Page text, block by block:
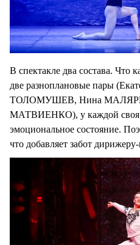
В спектакле два состава. Что
две разноплановые пары
ТОЛОМУШЕВ, Нина
МАТВИЕНКО), у каждой своя
эмоциональное состояние.
что добавляет забот